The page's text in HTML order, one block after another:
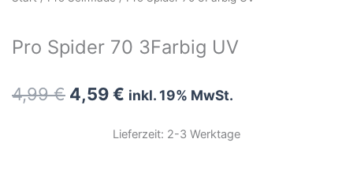
Pro Spider 70 3Farbig UV
4,99€ Ursprünglicher
4,59€ Aktueller
ist:
inkl. 19% MwSt.
Lieferzeit: 2-3 Werktage